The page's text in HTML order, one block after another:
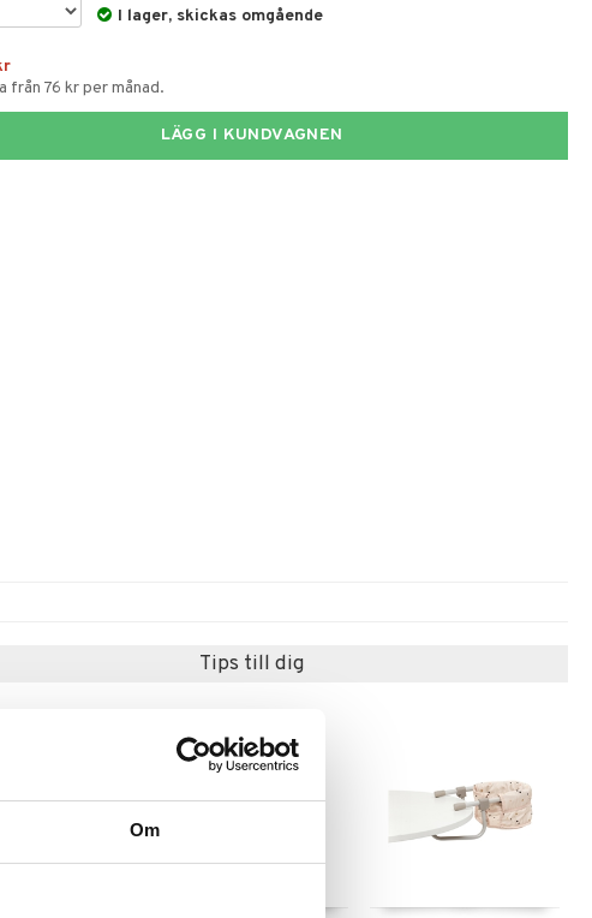
Om
I lager, skickas omgående
från 76 kr per månad.
LÄGG I KUNDVAGNEN
Tips till dig